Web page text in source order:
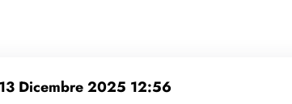
13 Dicembre 2025 12:56